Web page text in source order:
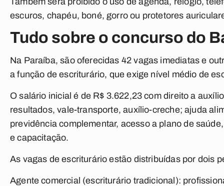
escuros, chapéu, boné, gorro ou protetores
Tudo sobre o concurso do
Na Paraíba, são oferecidas 42 vagas imediatas e
a função de escriturário, que exige nível médio de
O salário inicial é de R$ 3.622,23 com direito a
resultados, vale-transporte, auxílio-creche; ajuda
previdência complementar, acesso a plano de
e capacitação.
As vagas de escriturário estão distribuídas por dois
Agente comercial (escriturário tradicional):